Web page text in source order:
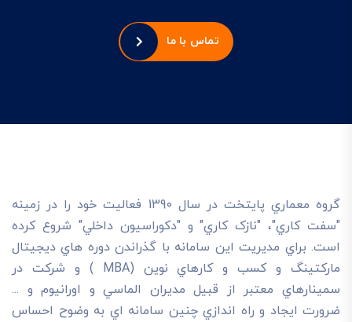
تماس با ما
گروه معماري پايتخت در سال 1390 فعاليت خود را در زمينه
"سفت کاري"، "نازک کاري" و "دکوراسيون داخلي" شروع کرده
است. براي مديريت اين سامانه با گذراندن دوره هاي ديجيتال
مارکتينگ و کسب و کارهاي نوين (MBA ) و شرکت در
سمينارهاي معتبر از قبيل مديران الماسي و اورانيوم و ...
ضرورت ايجاد و راه اندازي چنين سامانه اي به وضوح احساس